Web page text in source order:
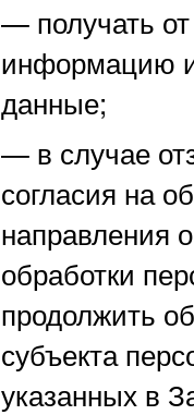
— получать
информацию
данные;
— в случае
согласия на
направления
обработки
продолжить
субъекта
указанных в